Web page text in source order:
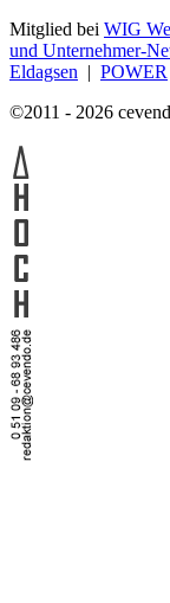
Mitglied bei WIG
und Unternehmer-
Eldagsen | POWER
©2011 - 2026